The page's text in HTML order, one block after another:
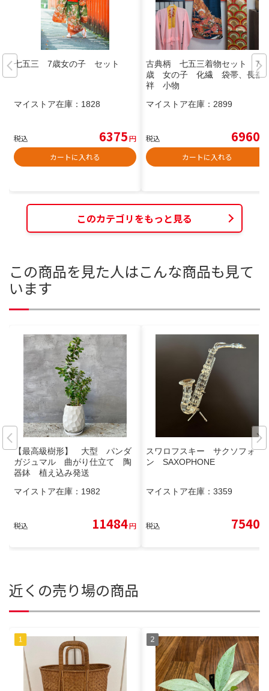
七五三 7歳女の子 セット
マイストア在庫： 1828
税込 6375円
カートに入れる
古典柄 七五三着物セット 7
歳 女の子 化繊 袋帯、長襦
袢 小物
マイストア在庫： 2899
税込 6960
カートに入れる
このカテゴリをもっと見る
この商品を見た人はこんな商品も見て
います
【最高級樹形】 大型 パンダ
ガジュマル 曲がり仕立て 陶
器鉢 植え込み発送
マイストア在庫： 1982
税込 11484円
スワロフスキー サクソフォ
ン SAXOPHONE
マイストア在庫： 3359
税込 7540
近くの売り場の商品